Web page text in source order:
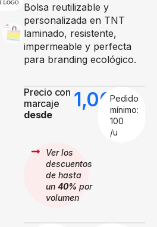
Bolsa reutilizable y
personalizada en TNT
laminado, resistente,
impermeable y perfecta
para branding ecológico.
Precio con
marcaje
desde
1,00€
Pedido
mínimo:
100
/u
Ver los
descuentos
de hasta
un 40% por
volumen